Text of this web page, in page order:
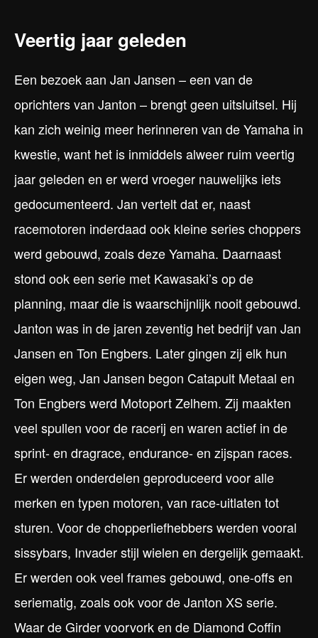
Veertig jaar geleden
Een bezoek aan Jan Jansen – een van de
oprichters van Janton – brengt geen uitsluitsel. Hij
kan zich weinig meer herinneren van de Yamaha in
kwestie, want het is inmiddels alweer ruim veertig
jaar geleden en er werd vroeger nauwelijks iets
gedocumenteerd. Jan vertelt dat er, naast
racemotoren inderdaad ook kleine series choppers
werd gebouwd, zoals deze Yamaha. Daarnaast
stond ook een serie met Kawasaki’s op de
planning, maar die is waarschijnlijk nooit gebouwd.
Janton was in de jaren zeventig het bedrijf van Jan
Jansen en Ton Engbers. Later gingen zij elk hun
eigen weg, Jan Jansen begon Catapult Metaal en
Ton Engbers werd Motoport Zelhem. Zij maakten
veel spullen voor de racerij en waren actief in de
sprint- en dragrace, endurance- en zijspan races.
Er werden onderdelen geproduceerd voor alle
merken en typen motoren, van race-uitlaten tot
sturen. Voor de chopperliefhebbers werden vooral
sissybars, Invader stijl wielen en dergelijk gemaakt.
Er werden ook veel frames gebouwd, one-offs en
seriematig, zoals ook voor de Janton XS serie.
Waar de Girder voorvork en de Diamond Coffin